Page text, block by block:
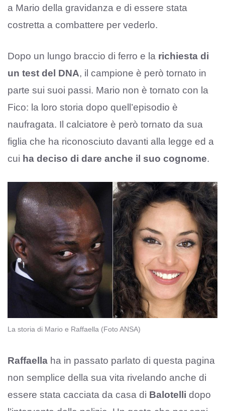
a Mario della gravidanza e di essere stata
costretta a combattere per vederlo.
Dopo un lungo braccio di ferro e la richiesta di
un test del DNA, il campione è però tornato in
parte sui suoi passi. Mario non è tornato con la
Fico: la loro storia dopo quell’episodio è
naufragata. Il calciatore è però tornato da sua
figlia che ha riconosciuto davanti alla legge ed a
cui ha deciso di dare anche il suo cognome.
La storia di Mario e Raffaella (Foto ANSA)
Raffaella ha in passato parlato di questa pagina
non semplice della sua vita rivelando anche di
essere stata cacciata da casa di Balotelli dopo